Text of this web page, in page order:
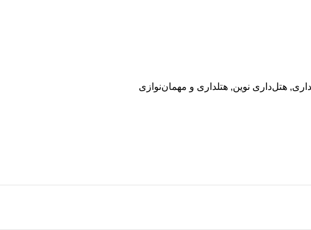
, هتل‌داری نوین, هتلداری و مهمان‌نوازی